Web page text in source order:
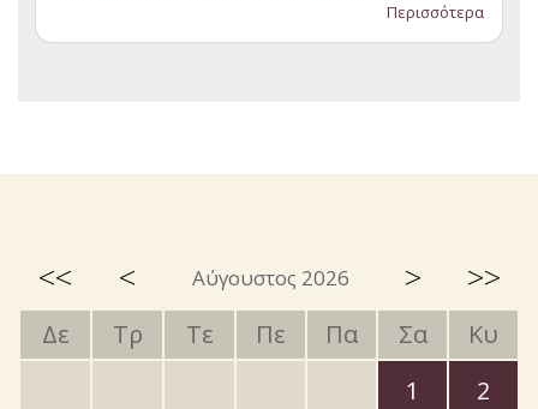
Περισσότερα
<< < Αύγουστος 2026 > >>
Δε Τρ Τε Πε Πα Σα
Κυ
1
2